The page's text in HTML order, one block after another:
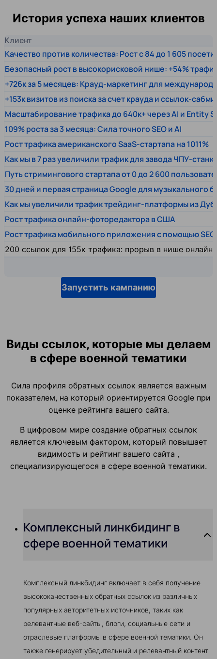
История успеха наших клиентов
Клиент
Качество против количества: Рост с 84 до 1 605
Безопасный рост в высокорисковой нише: +54%
+726к за 5 месяцев: Крауд-маркетинг для
+153к визитов из поиска за счет крауда и ссылок-
Масштабирование трафика до 640к+ через AI и Entity
109% роста за 3 месяца: Сила точного SEO и AI
Рост трафика американского SaaS-стартапа на 1011%
Как мы в 7 раз увеличили трафик для завода ЧПУ-
Путь стримингового стартапа от 0 до 2 600
30 дней и первая страница Google для музыкального
Как мы увеличили трафик трейдинг-платформы из
Рост трафика онлайн-фоторедактора в США
Рост трафика мобильного приложения с помощью SEO
200 ссылок для 155к трафика: прорыв в нише
Запустить кампанию
Виды ссылок, которые мы делаем
в сфере военной тематики
Сила профиля обратных ссылок является важным
показателем, на который ориентируется Google при
оценке рейтинга вашего сайта.
В цифровом мире создание обратных ссылок
является ключевым фактором, который повышает
видимость и рейтинг вашего сайта ,
специализирующегося в сфере военной тематики.
Комплексный линкбидинг в
сфере военной тематики
Комплексный линкбидинг включает в себя получение
высококачественных обратных ссылок из различных
популярных авторитетных источников, таких как
релевантные веб-сайты, блоги, социальные сети и
отраслевые платформы в сфере военной тематики. Он
также генерирует убедительный и релевантный контент